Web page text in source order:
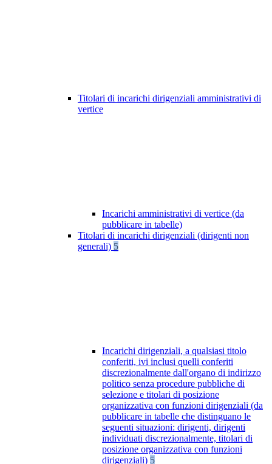
Titolari di incarichi dirigenziali amministrativi di
vertice
Incarichi amministrativi di vertice (da
pubblicare in tabelle)
Titolari di incarichi dirigenziali (dirigenti non
generali) 5
Incarichi dirigenziali, a qualsiasi titolo
conferiti, ivi inclusi quelli conferiti
discrezionalmente dall'organo di indirizzo
politico senza procedure pubbliche di
selezione e titolari di posizione
organizzativa con funzioni dirigenziali (da
pubblicare in tabelle che distinguano le
seguenti situazioni: dirigenti, dirigenti
individuati discrezionalmente, titolari di
posizione organizzativa con funzioni
dirigenziali) 5